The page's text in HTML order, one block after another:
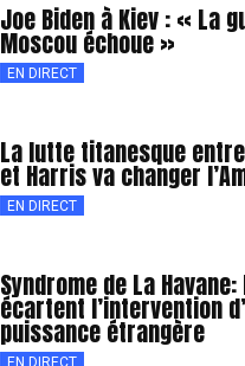
Joe Biden à Kiev : « La
Moscou échoue »
EN DIRECT
La lutte titanesque
et Harris va changer
EN DIRECT
Syndrome de La Havane:
écartent l’intervention
puissance étrangère
EN DIRECT